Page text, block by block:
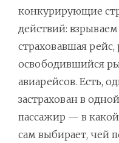
конкурирующие
действий:
страховавшая
освободившийся
авиарейсов. Есть,
застрахован в
пассажир — в
сам выбирает, чей